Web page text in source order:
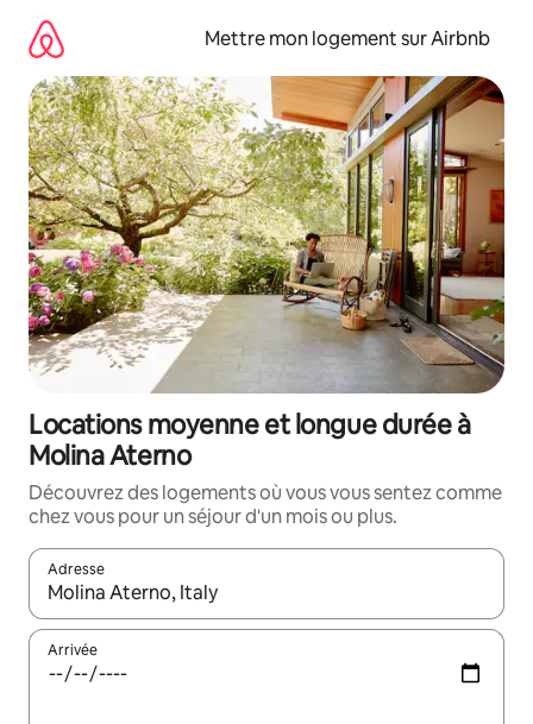
directement
contenu
Mettre mon logement sur Airbnb
Locations moyenne et longue durée à
Molina Aterno
Découvrez des logements où vous vous sentez comme
chez vous pour un séjour d'un mois ou plus.
Adresse
Lorsque les résultats s'affichent, utilisez les flèches vers le
Arrivée